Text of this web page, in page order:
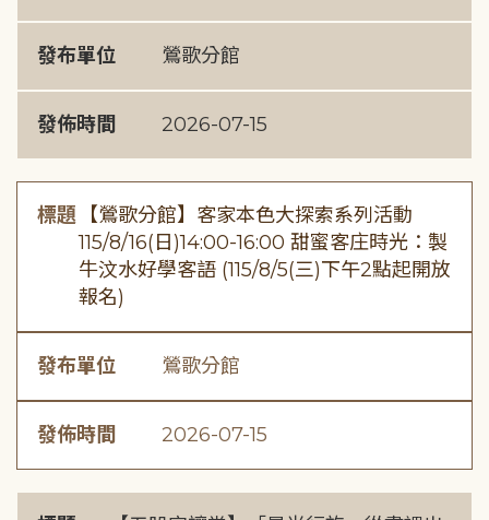
發布單位 鶯歌分館
發佈時間 2026-07-15
標題 【鶯歌分館】客家本色大探索系列活動
115/8/16(日)14:00-16:00 甜蜜客庄時光：製
牛汶水好學客語 (115/8/5(三)下午2點起開放
報名)
發布單位 鶯歌分館
發佈時間 2026-07-15